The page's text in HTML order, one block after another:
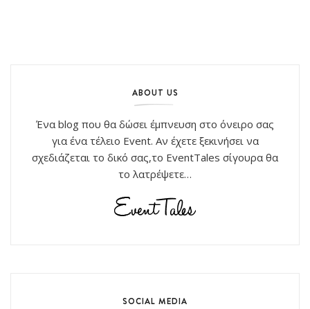
ABOUT US
Ένα blog που θα δώσει έμπνευση στο όνειρο σας
για ένα τέλειο Event. Αν έχετε ξεκινήσει να
σχεδιάζεται το δικό σας,το EventTales σίγουρα θα
το λατρέψετε…
SOCIAL MEDIA